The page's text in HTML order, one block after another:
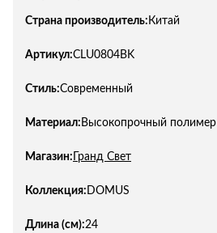
Страна производитель: Китай
Артикул:CLU0804BK
Стиль:Современный
Материал: Высокопрочный полимер
Магазин: Гранд Свет
Коллекция: DOMUS
Длина (см):24